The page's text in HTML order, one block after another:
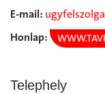
E-mail:
Honlap:
Telephely